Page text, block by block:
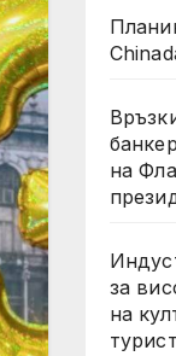
на
за
на